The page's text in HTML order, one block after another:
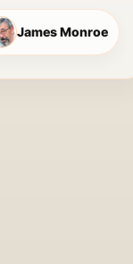
James Monroe